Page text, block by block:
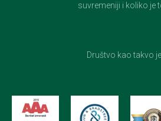
suvremeniji i koliko je
Društvo kao takvo